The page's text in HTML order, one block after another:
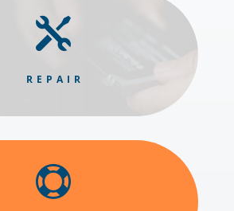

REPAIR
